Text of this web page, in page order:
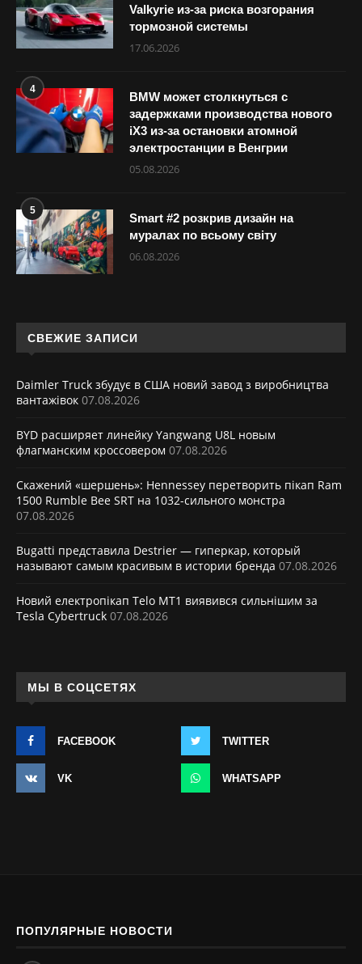
Valkyrie из-за риска возгорания
тормозной системы
17.06.2026
4
BMW может столкнуться с
задержками производства нового
iX3 из-за остановки атомной
электростанции в Венгрии
05.08.2026
5
Smart #2 розкрив дизайн на
муралах по всьому світу
06.08.2026
СВЕЖИЕ ЗАПИСИ
Daimler Truck збудує в США новий завод з виробництва
вантажівок 07.08.2026
BYD расширяет линейку Yangwang U8L новым
флагманским кроссовером 07.08.2026
Скажений «шершень»: Hennessey перетворить пікап Ram
1500 Rumble Bee SRT на 1032-сильного монстра
07.08.2026
Bugatti представила Destrier — гиперкар, который
называют самым красивым в истории бренда 07.08.2026
Новий електропікап Telo MT1 виявився сильнішим за
Tesla Cybertruck 07.08.2026
МЫ В СОЦСЕТЯХ
FACEBOOK TWITTER
VK WHATSAPP
ПОПУЛЯРНЫЕ НОВОСТИ